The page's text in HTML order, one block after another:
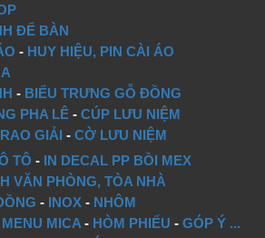
ĐỂ BÀN
- HUY HIỆU, PIN CÀI ÁO
- BIỂU TRƯNG GỖ ĐỒNG
PHA LÊ - CÚP LƯU NIỆM
GIẢI - CỜ LƯU NIỆM
TÔ - IN DECAL PP BỒI MEX
VĂN PHÒNG, TÒA NHÀ
- INOX - NHÔM
MENU MICA - HÒM PHIẾU - GÓP Ý ...